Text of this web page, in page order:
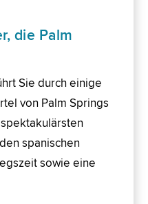
die Palm
Sie durch einige
von Palm Springs
spanischen
sowie eine